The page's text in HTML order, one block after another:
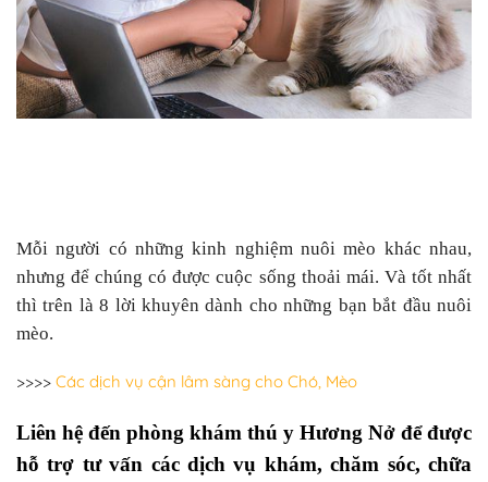
Mỗi người có những kinh nghiệm nuôi mèo khác nhau,
nhưng để chúng có được cuộc sống thoải mái. Và tốt nhất
thì trên là 8 lời khuyên dành cho những bạn bắt đầu nuôi
mèo.
>>>> Các dịch vụ cận lâm sàng cho Chó, Mèo
Liên hệ đến phòng khám thú y Hương Nở để được
hỗ trợ tư vấn các dịch vụ khám, chăm sóc, chữa